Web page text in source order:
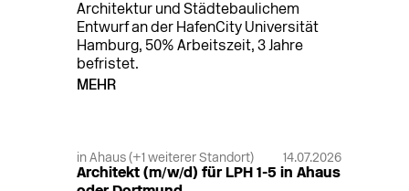
Architektur und Städtebaulichem
Entwurf an der HafenCity Universität
Hamburg, 50% Arbeitszeit, 3 Jahre
befristet.
MEHR
in Ahaus (+1 weiterer Standort) 14.07.2026
Architekt (m/w/d) für LPH 1-5 in Ahaus